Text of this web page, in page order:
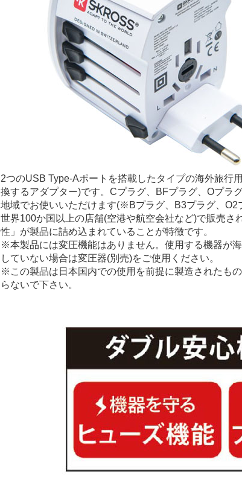
2つのUSB Type-Aポートを搭載したタイプの海外旅行
換するアダプター)です。Cプラグ、BFプラグ、Oプラ
地域でお使いいただけます(※Bプラグ、B3プラグ、O2
世界100か国以上の店舗(空港や航空会社など)で販売さ
性」が製品に詰め込まれていることが特徴です。
※本製品には変圧機能はありません。使用する機器が
していない場合は変圧器(別売)をご使用ください。
※この製品は日本国内での使用を前提に製造されたも
らないで下さい。